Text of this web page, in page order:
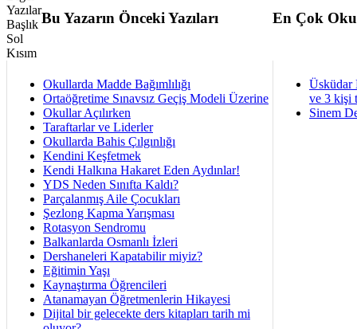
Bu Yazarın Önceki Yazıları En Çok
Okullarda Madde Bağımlılığı
Ortaöğretime Sınavsız Geçiş Modeli Üzerine
Okullar Açılırken
Taraftarlar ve Liderler
Okullarda Bahis Çılgınlığı
Kendini Keşfetmek
Kendi Halkına Hakaret Eden Aydınlar!
YDS Neden Sınıfta Kaldı?
Parçalanmış Aile Çocukları
Şezlong Kapma Yarışması
Rotasyon Sendromu
Balkanlarda Osmanlı İzleri
Dershaneleri Kapatabilir miyiz?
Eğitimin Yaşı
Kaynaştırma Öğrencileri
Atanamayan Öğretmenlerin Hikayesi
Dijital bir gelecekte ders kitapları tarih mi
Üsküdar
ve 3 kişi
Sinem